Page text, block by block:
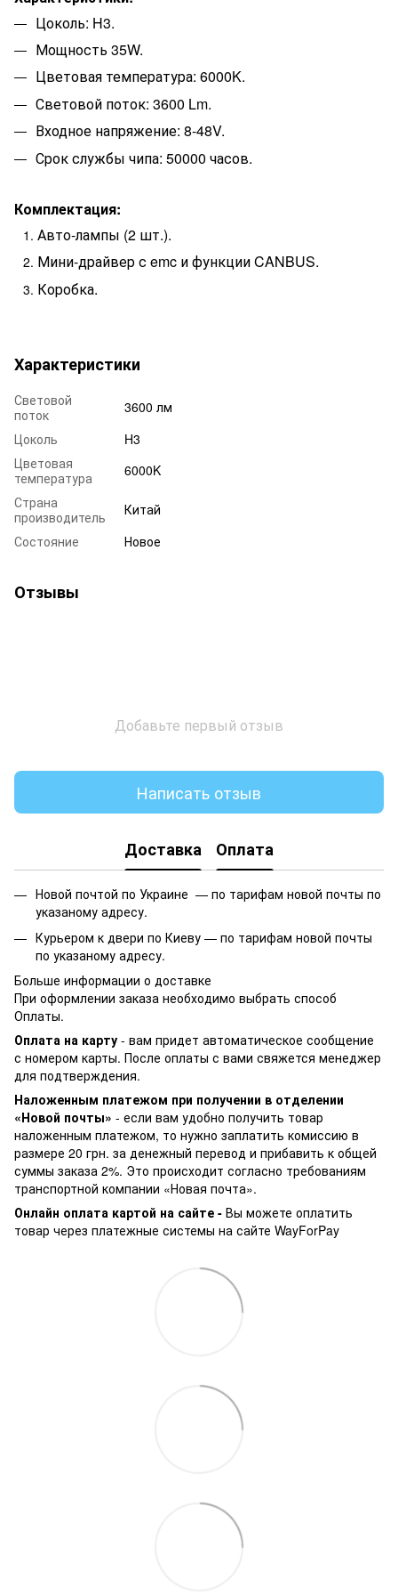
Цоколь: H3.
Мощность 35W.
Цветовая температура: 6000K.
Световой поток: 3600 Lm.
Входное напряжение: 8-48V.
Срок службы чипа: 50000 часов.
Комплектация:
Авто-лампы (2 шт.).
Мини-драйвер с emc и функции CANBUS.
Коробка.
Характеристики
Световой
поток
3600 лм
Цоколь
H3
Цветовая
температура
6000K
Страна
производитель
Китай
Состояние
Новое
Отзывы
Добавьте первый отзыв
Написать отзыв
Доставка Оплата
Новой почтой по Украине — по тарифам новой почты по
указаному адресу.
Курьером к двери по Киеву — по тарифам новой почты
по указаному адресу.
Больше информации о доставке
При оформлении заказа необходимо выбрать способ
Оплаты.
Оплата на карту - вам придет автоматическое сообщение
с номером карты. После оплаты с вами свяжется менеджер
для подтверждения.
Наложенным платежом при получении в отделении
«Новой почты» - если вам удобно получить товар
наложенным платежом, то нужно заплатить комиссию в
размере 20 грн. за денежный перевод и прибавить к общей
суммы заказа 2%. Это происходит согласно требованиям
транспортной компании «Новая почта».
Онлайн оплата картой на сайте - Вы можете оплатить
товар через платежные системы на сайте WayForPay